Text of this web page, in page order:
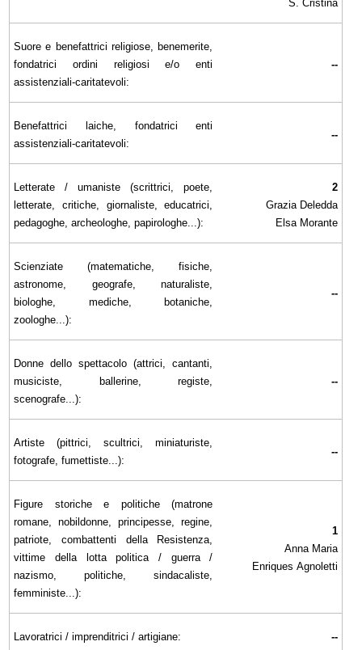
S. Cristina
Suore e benefattrici religiose, benemerite,
fondatrici ordini religiosi e/o enti
assistenziali-caritatevoli:
--
Benefattrici laiche, fondatrici enti
assistenziali-caritatevoli:
--
Letterate / umaniste (scrittrici, poete,
letterate, critiche, giornaliste, educatrici,
pedagoghe, archeologhe, papirologhe...):
2
Grazia Deledda
Elsa Morante
Scienziate (matematiche, fisiche,
astronome, geografe, naturaliste,
biologhe, mediche, botaniche,
zoologhe...):
--
Donne dello spettacolo (attrici, cantanti,
musiciste, ballerine, registe,
scenografe...):
--
Artiste (pittrici, scultrici, miniaturiste,
fotografe, fumettiste...):
--
Figure storiche e politiche (matrone
romane, nobildonne, principesse, regine,
patriote, combattenti della Resistenza,
vittime della lotta politica / guerra /
nazismo, politiche, sindacaliste,
femministe...):
1
Anna Maria
Enriques Agnoletti
Lavoratrici / imprenditrici / artigiane: --